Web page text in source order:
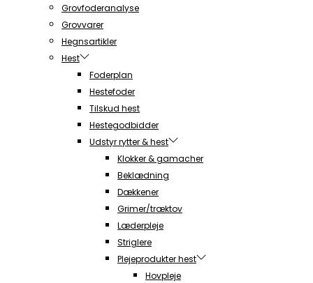
Grovfoderanalyse
Grovvarer
Hegnsartikler
Hest
Foderplan
Hestefoder
Tilskud hest
Hestegodbidder
Udstyr rytter & hest
Klokker & gamacher
Beklædning
Dækkener
Grimer/træktov
Læderpleje
Striglere
Plejeprodukter hest
Hovpleje